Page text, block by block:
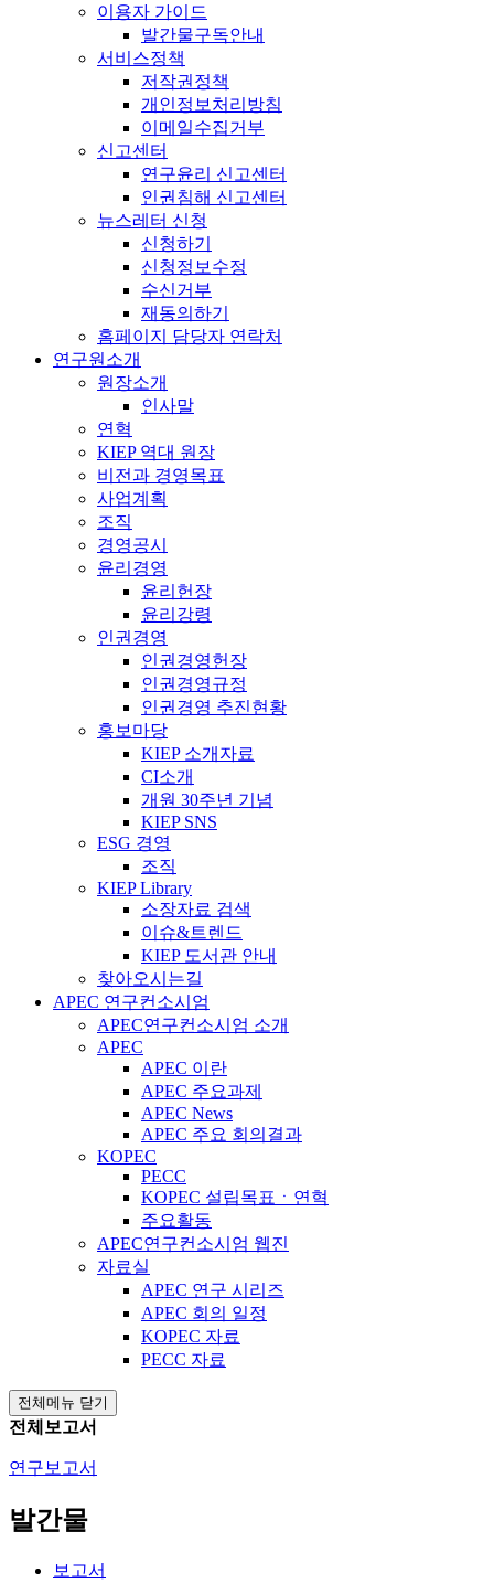
이용자 가이드
발간물구독안내
서비스정책
저작권정책
개인정보처리방침
이메일수집거부
신고센터
연구윤리 신고센터
인권침해 신고센터
뉴스레터 신청
신청하기
신청정보수정
수신거부
재동의하기
홈페이지 담당자 연락처
연구원소개
원장소개
인사말
연혁
KIEP 역대 원장
비전과 경영목표
사업계획
조직
경영공시
윤리경영
윤리헌장
윤리강령
인권경영
인권경영헌장
인권경영규정
인권경영 추진현황
홍보마당
KIEP 소개자료
CI소개
개원 30주년 기념
KIEP SNS
ESG 경영
조직
KIEP Library
소장자료 검색
이슈&트렌드
KIEP 도서관 안내
찾아오시는길
APEC 연구컨소시엄
APEC연구컨소시엄 소개
APEC
APEC 이란
APEC 주요과제
APEC News
APEC 주요 회의결과
KOPEC
PECC
KOPEC 설립목표ㆍ연혁
주요활동
APEC연구컨소시엄 웹진
자료실
APEC 연구 시리즈
APEC 회의 일정
KOPEC 자료
PECC 자료
전체메뉴 닫기
전체보고서
연구보고서
발간물
보고서